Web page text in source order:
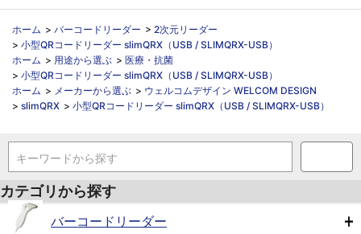
ホーム > バーコードリーダー > 2次元リーダー
> 小型QRコードリーダー slimQRX（USB / SLIMQRX-USB）
ホーム > 用途から選ぶ > 医療・抗菌
> 小型QRコードリーダー slimQRX（USB / SLIMQRX-USB）
ホーム > メーカーから選ぶ > ウェルコムデザイン WELCOM DESIGN
> slimQRX > 小型QRコードリーダー slimQRX（USB / SLIMQRX-USB）
キーワードから探す
カテゴリから探す
バーコードリーダー